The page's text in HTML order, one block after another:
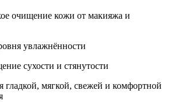
очищение кожи от макияжа и
увлажнённости
сухости и стянутости
гладкой, мягкой, свежей и комфортной